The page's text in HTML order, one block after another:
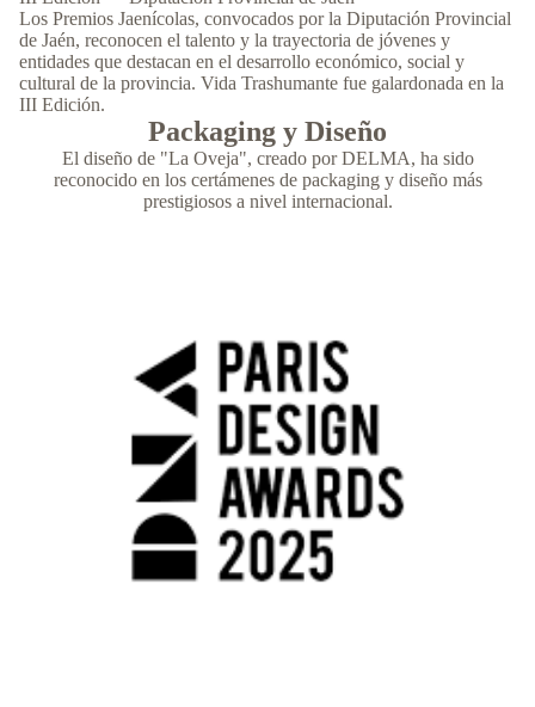
Los Premios Jaenícolas, convocados por la Diputación Provincial
de Jaén, reconocen el talento y la trayectoria de jóvenes y
entidades que destacan en el desarrollo económico, social y
cultural de la provincia. Vida Trashumante fue galardonada en la
III Edición.
Packaging y Diseño
El diseño de "La Oveja", creado por DELMA, ha sido
reconocido en los certámenes de packaging y diseño más
prestigiosos a nivel internacional.